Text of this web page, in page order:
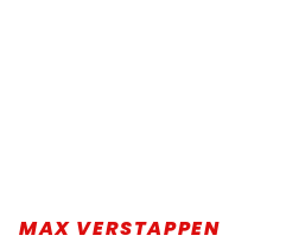
MAX VERSTAPPEN